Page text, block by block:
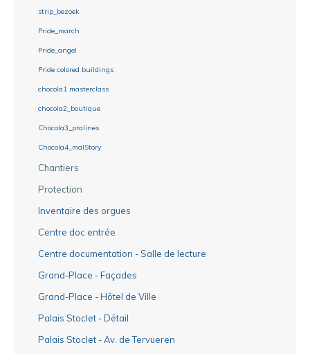
strip_bezoek
Pride_march
Pride_angel
Pride colored buildings
chocola1 masterclass
chocola2_boutique
Chocola3_pralines
Chocola4_malStory
Chantiers
Protection
Inventaire des orgues
Centre doc entrée
Centre documentation - Salle de lecture
Grand-Place - Façades
Grand-Place - Hôtel de Ville
Palais Stoclet - Détail
Palais Stoclet - Av. de Tervueren